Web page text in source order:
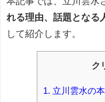
れる理由、話題となる
して紹介します。
ク
1. 立川雲水の